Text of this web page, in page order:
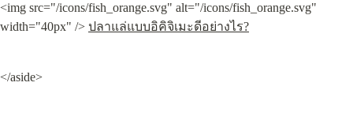
<img src="/icons/fish_orange.svg" alt="/icons/fish_orange.svg"
width="40px" /> ปลาแล่แบบอิคิจิเมะดีอย่างไร?
</aside>